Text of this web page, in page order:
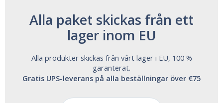
Alla paket skickas från ett
lager inom EU
Alla produkter skickas från vårt lager i EU, 100 %
garanterat.
Gratis UPS-leverans på alla beställningar över €75